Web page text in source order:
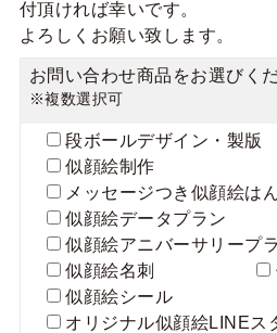
付頂ければ幸いです。
よろしくお願い致します。
お問い合わせ商品をお選びくだ
※複数選択可
段ボールデザイン・製版
似顔絵制作
メッセージつき似顔絵は
似顔絵データプラン
似顔絵アニバーサリープ
似顔絵名刺
似顔絵シール
オリジナル似顔絵LINEス